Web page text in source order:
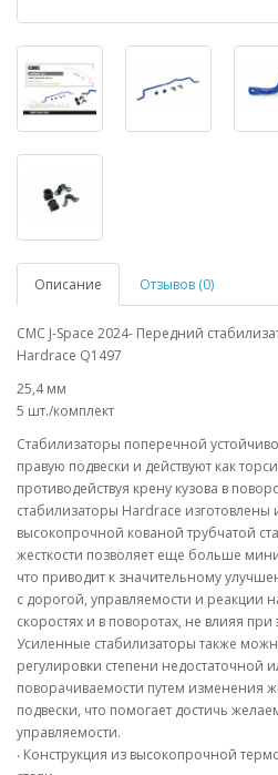
Описание Отзывов (0)
CMC J-Space 2024- Передний
Hardrace Q1497
25,4 мм
5 шт./комплект
Стабилизаторы поперечной
правую подвески и действуют как
противодействуя крену кузова в
стабилизаторы Hardrace
высокопрочной кованой трубчатой
жесткости позволяет еще больше
что приводит к значительному
с дорогой, управляемости и реакции
скоростях и в поворотах, не влияя
Усиленные стабилизаторы также
регулировки степени недостаточной
поворачиваемости путем изменения
подвески, что помогает достичь
управляемости.
‧ Конструкция из высокопрочной